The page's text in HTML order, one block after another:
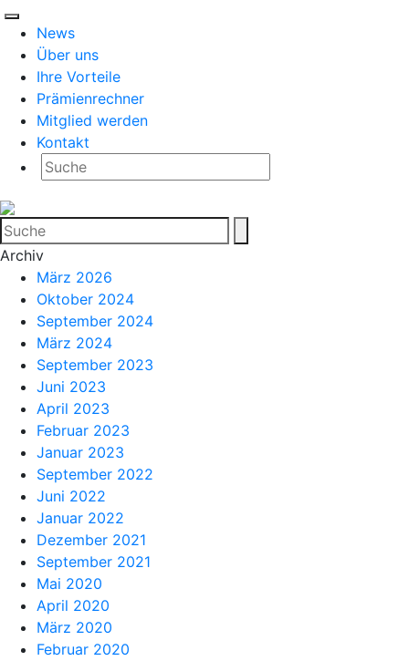
News
Über uns
Ihre Vorteile
Prämienrechner
Mitglied werden
Kontakt
Archiv
März 2026
Oktober 2024
September 2024
März 2024
September 2023
Juni 2023
April 2023
Februar 2023
Januar 2023
September 2022
Juni 2022
Januar 2022
Dezember 2021
September 2021
Mai 2020
April 2020
März 2020
Februar 2020